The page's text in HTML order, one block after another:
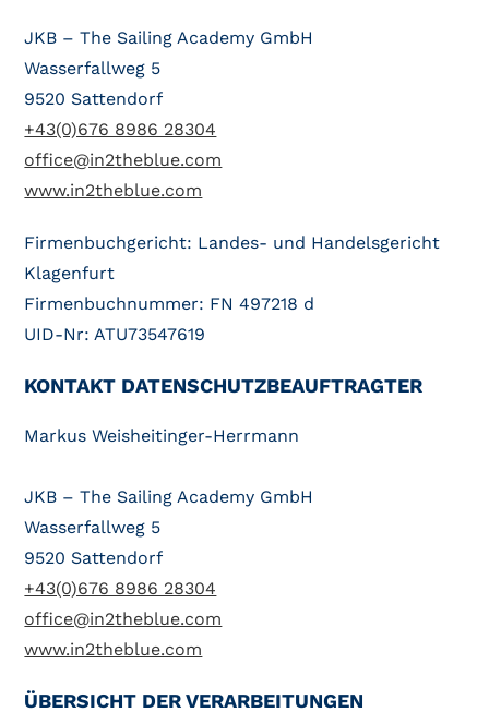
JKB – The Sailing Academy GmbH
Wasserfallweg 5
9520 Sattendorf
+43(0)676 8986 28304
office@in2theblue.com
www.in2theblue.com
Firmenbuchgericht: Landes- und Handelsgericht
Klagenfurt
Firmenbuchnummer: FN 497218 d
UID-Nr: ATU73547619
KONTAKT DATENSCHUTZBEAUFTRAGTER
Markus Weisheitinger-Herrmann
JKB – The Sailing Academy GmbH
Wasserfallweg 5
9520 Sattendorf
+43(0)676 8986 28304
office@in2theblue.com
www.in2theblue.com
ÜBERSICHT DER VERARBEITUNGEN